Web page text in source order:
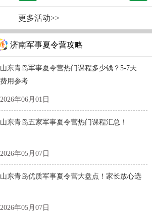
更多活动>>
济南军事夏令营攻略
山东青岛军事夏令营热门课程多少钱？5-7天
费用参考
2026年06月01日
山东青岛五家军事夏令营热门课程汇总！
2026年05月07日
山东青岛优质军事夏令营大盘点！家长放心选
2026年05月07日